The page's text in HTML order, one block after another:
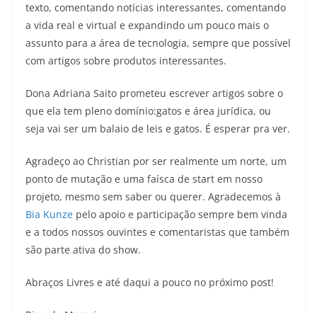
texto, comentando notícias interessantes, comentando
a vida real e virtual e expandindo um pouco mais o
assunto para a área de tecnologia, sempre que possível
com artigos sobre produtos interessantes.
Dona Adriana Saito prometeu escrever artigos sobre o
que ela tem pleno domínio:gatos e área jurídica, ou
seja vai ser um balaio de leis e gatos. É esperar pra ver.
Agradeço ao Christian por ser realmente um norte, um
ponto de mutação e uma faísca de start em nosso
projeto, mesmo sem saber ou querer. Agradecemos à
Bia Kunze pelo apoio e participação sempre bem vinda
e a todos nossos ouvintes e comentaristas que também
são parte ativa do show.
Abraços Livres e até daqui a pouco no próximo post!